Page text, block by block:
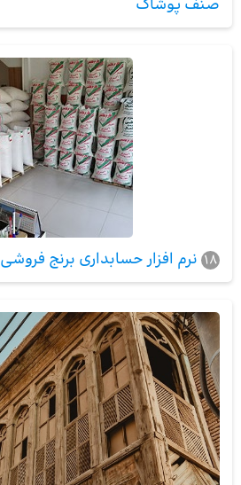
صنف پوشاک
18 نرم افزار حسابداری برنج فروشی